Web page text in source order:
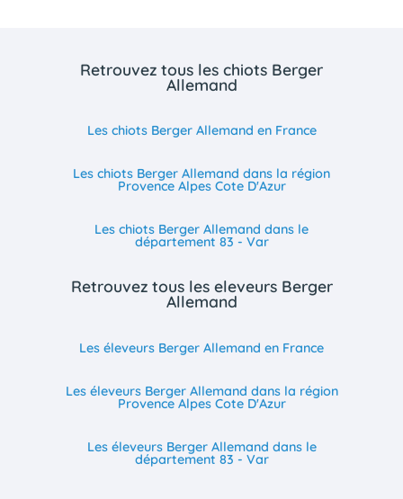
Retrouvez tous les chiots Berger
Allemand
Les chiots Berger Allemand en France
Les chiots Berger Allemand dans la région
Provence Alpes Cote D'Azur
Les chiots Berger Allemand dans le
département 83 - Var
Retrouvez tous les eleveurs Berger
Allemand
Les éleveurs Berger Allemand en France
Les éleveurs Berger Allemand dans la région
Provence Alpes Cote D'Azur
Les éleveurs Berger Allemand dans le
département 83 - Var